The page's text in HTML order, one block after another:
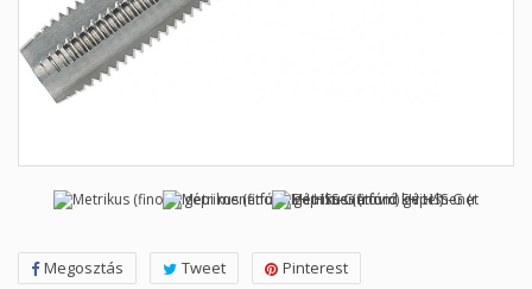
Megosztás Tweet Pinterest